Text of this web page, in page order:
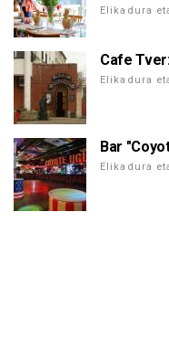
Elikadura
Cafe
Elikadura
Bar
Elikadura